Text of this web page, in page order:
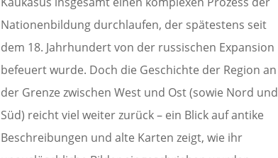
Nationenbildung durchlaufen, der spätestens seit
dem 18. Jahrhundert von der russischen Expansion
befeuert wurde. Doch die Geschichte der Region an
der Grenze zwischen West und Ost (sowie Nord und
Süd) reicht viel weiter zurück – ein Blick auf antike
Beschreibungen und alte Karten zeigt, wie ihr